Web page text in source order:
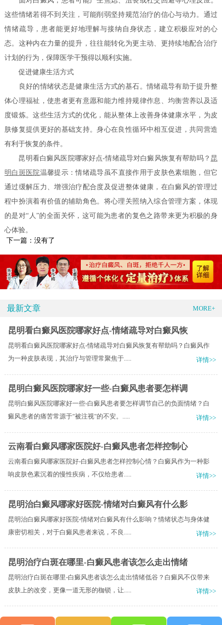
这些情绪若得不到关注，可能削弱坚持规范治疗的信心与动力。通过
情绪疏导，患者能更好地理解与接纳自身状态，建立积极应对的心
态。这种内在力量的提升，往往能转化为更主动、更持续地配合治疗
计划的行为，保障医学干预得以顺利实施。
促进健康生活方式
良好的情绪状态是健康生活方式的基石。情绪疏导有助于提升整
体心理福祉，使患者更有意愿和能力维持规律作息、均衡营养以及适
度锻炼。这些生活方式的优化，能从整体上改善身体健康水平，为皮
肤修复提供更好的基础支持。身心在良性循环中相互促进，共同营造
有利于恢复的条件。
昆明看白癜风医院哪家好点-情绪疏导对白癜风恢复有帮助吗？ 昆
明白斑医院温馨提示：情绪疏导虽不直接作用于皮肤色素细胞，但它
通过缓解压力、增强治疗配合度及促进整体健康，在白癜风的管理过
程中扮演着有价值的辅助角色。将心理关照纳入综合管理方案，体现
的是对“人”的全面关怀，这可能为患者的复色之路带来更为积极的身
心体验。
下一篇：没有了
最新文章 MORE+
昆明看白癜风医院哪家好点-情绪疏导对白癜风恢
昆明看白癜风医院哪家好点-情绪疏导对白癜风恢复有帮助吗？白癜风作
为一种皮肤表现，其治疗与管理常聚焦于.....
详情>>
昆明白癜风医院哪家好一些-白癜风患者要怎样调
昆明白癜风医院哪家好一些-白癜风患者要怎样调节自己的负面情绪？白
癜风患者的痛苦常源于"被注视"的不安。.....
详情>>
云南看白癜风哪家医院好-白癜风患者怎样控制心
云南看白癜风哪家医院好-白癜风患者怎样控制心情？白癜风作为一种影
响皮肤色素沉着的慢性疾病，不仅给患者.....
详情>>
昆明治白癜风哪家好医院-情绪对白癜风有什么影
昆明治白癜风哪家好医院-情绪对白癜风有什么影响？情绪状态与身体健
康密切相关，对于白癜风患者来说，不良.....
详情>>
昆明治疗白斑在哪里-白癜风患者该怎么走出情绪
昆明治疗白斑在哪里-白癜风患者该怎么走出情绪低谷？白癜风不仅带来
皮肤上的改变，更像一道无形的枷锁，让.....
详情>>